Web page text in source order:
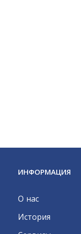
ИНФОРМАЦИЯ
О нас
История